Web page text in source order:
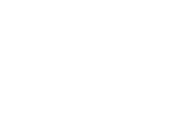
celebra su